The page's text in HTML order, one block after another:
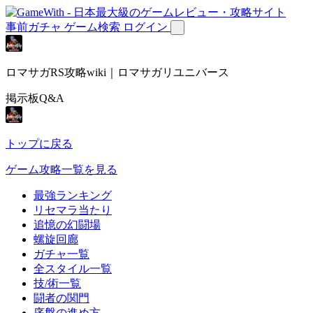
事前ガチャ ゲーム検索 ログイン
ロマサガRS攻略wiki｜ロマサガリユニバース
掲示板Q&A
トップに戻る
ゲーム攻略一覧を見る
最強ランキング
リセマラ当たり
追憶の幻闘場
螺旋回廊
ガチャ一覧
全スタイル一覧
技/術一覧
闘者の関門